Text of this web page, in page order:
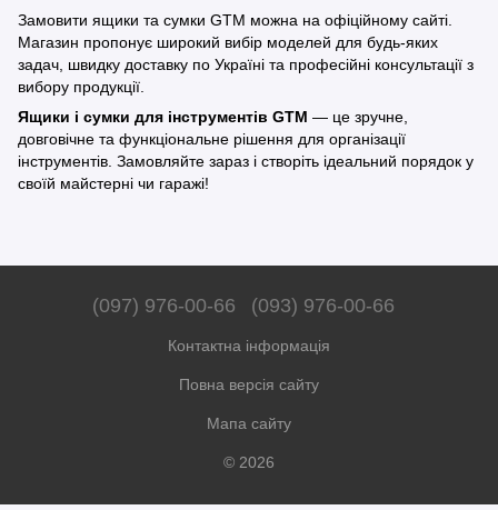
Замовити ящики та сумки GTM можна на офіційному сайті.
Магазин пропонує широкий вибір моделей для будь-яких
задач, швидку доставку по Україні та професійні консультації з
вибору продукції.
Ящики і сумки для інструментів GTM — це зручне,
довговічне та функціональне рішення для організації
інструментів. Замовляйте зараз і створіть ідеальний порядок у
своїй майстерні чи гаражі!
(097) 976-00-66 (093) 976-00-66
Контактна інформація
Повна версія сайту
Мапа сайту
© 2026